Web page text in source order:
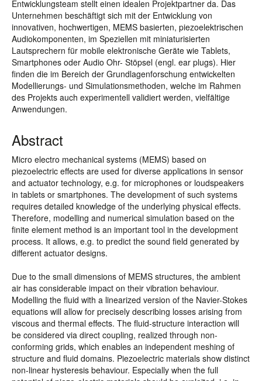
Entwicklungsteam stellt einen idealen Projektpartner da. Das
Unternehmen beschäftigt sich mit der Entwicklung von
innovativen, hochwertigen, MEMS basierten, piezoelektrischen
Audiokomponenten, im Speziellen mit miniaturisierten
Lautsprechern für mobile elektronische Geräte wie Tablets,
Smartphones oder Audio Ohr- Stöpsel (engl. ear plugs). Hier
finden die im Bereich der Grundlagenforschung entwickelten
Modellierungs- und Simulationsmethoden, welche im Rahmen
des Projekts auch experimentell validiert werden, vielfältige
Anwendungen.
Abstract
Micro electro mechanical systems (MEMS) based on
piezoelectric effects are used for diverse applications in sensor
and actuator technology, e.g. for microphones or loudspeakers
in tablets or smartphones. The development of such systems
requires detailed knowledge of the underlying physical effects.
Therefore, modelling and numerical simulation based on the
finite element method is an important tool in the development
process. It allows, e.g. to predict the sound field generated by
different actuator designs.
Due to the small dimensions of MEMS structures, the ambient
air has considerable impact on their vibration behaviour.
Modelling the fluid with a linearized version of the Navier-Stokes
equations will allow for precisely describing losses arising from
viscous and thermal effects. The fluid-structure interaction will
be considered via direct coupling, realized through non-
conforming grids, which enables an independent meshing of
structure and fluid domains. Piezoelectric materials show distinct
non-linear hysteresis behaviour. Especially when the full